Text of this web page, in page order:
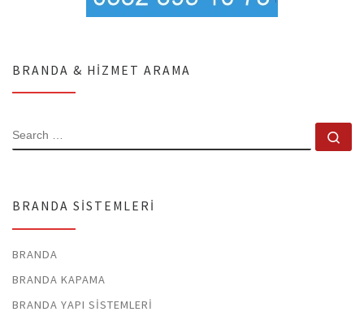
BRANDA & HIZMET ARAMA
SEARCH
BRANDA SISTEMLERI
BRANDA
BRANDA KAPAMA
BRANDA YAPI SISTEMLERI